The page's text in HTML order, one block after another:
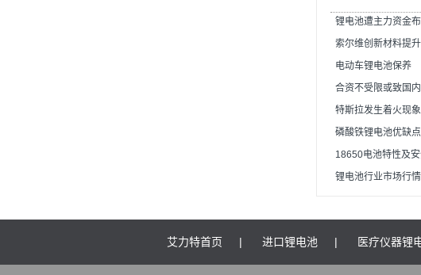
锂电池遭主力资金
索尔维创新材料提
电动车锂电池保养
合资不受限或致国
特斯拉发生着火现
磷酸铁锂电池优缺点
18650电池特性及
锂电池行业市场行情
艾力特首页 | 进口锂电池 | 医疗仪器锂